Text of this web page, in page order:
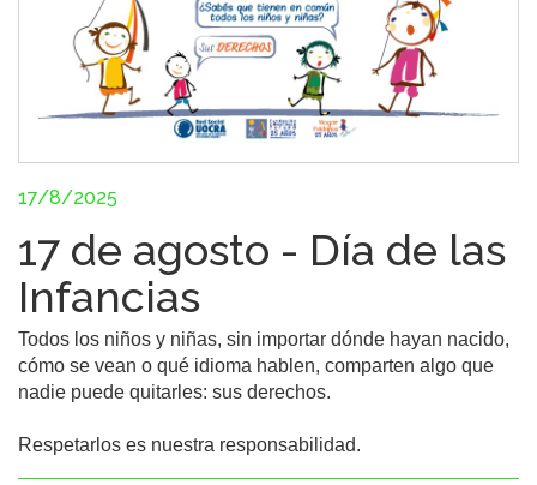
17/8/2025
17 de agosto - Día de las
Infancias
Todos los niños y niñas, sin importar dónde hayan nacido,
cómo se vean o qué idioma hablen, comparten algo que
nadie puede quitarles: sus derechos.
Respetarlos es nuestra responsabilidad.